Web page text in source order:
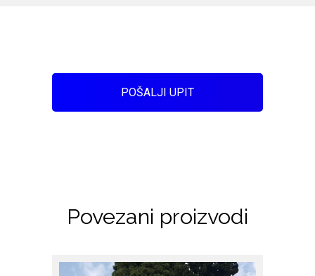
POŠALJI UPIT
Povezani proizvodi